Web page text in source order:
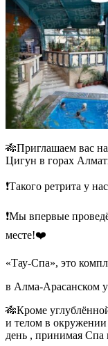
🎋Приглашаем вас
Цигун в горах
❗️Такого ретрита у
❗️Мы впервые
месте!❤️
«Тау-Спа», это
в Алма-Арасанском
🎋Кроме
и телом в
день , принимая Спа